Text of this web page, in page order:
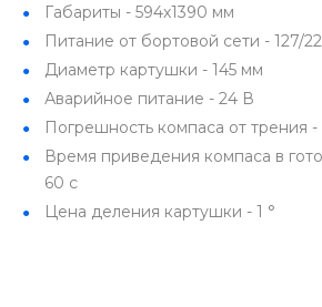
Габариты - 594х1390 мм
Питание от бортовой сети - 127/
Диаметр картушки - 145 мм
Аварийное питание - 24 В
Погрешность компаса от трения
Время приведения компаса в
60 с
Цена деления картушки - 1 °